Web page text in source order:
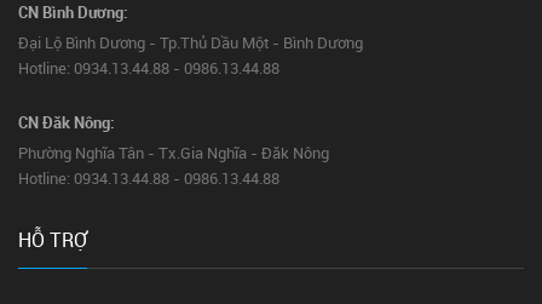
CN Bình Dương:
Đại Lộ Bình Dương - Tp.Thủ Dầu Một - Bình Dương
Hotline: 0934.13.44.88 - 0986.13.44.88
CN Đăk Nông:
Phường Nghĩa Tân - Tx.Gia Nghĩa - Đăk Nông
Hotline: 0934.13.44.88 - 0986.13.44.88
HỖ TRỢ